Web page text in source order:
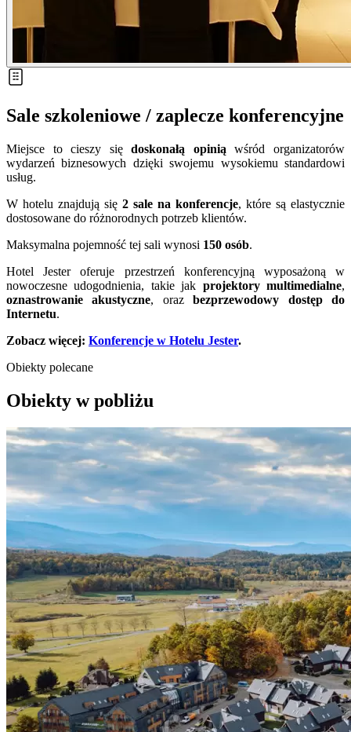
Sale szkoleniowe / zaplecze konferencyjne
Miejsce to cieszy siędoskonałą opinią wśród organizatorów
wydarzeń biznesowych dzięki swojemu wysokiemu standardowi
usług.
W hotelu znajdują się 2 sale na konferencje, które są elastycznie
dostosowane do różnorodnych potrzeb klientów.
Maksymalna pojemność tej sali wynosi 150 osób.
Hotel Jester oferuje przestrzeń konferencyjną wyposażoną w
nowoczesne udogodnienia, takie jak projektory multimedialne,
oznastrowanie akustyczne, orazbezprzewodowy dostęp do
Internetu.
Zobacz więcej: Konferencje w Hotelu Jester.
Obiekty polecane
Obiekty w pobliżu